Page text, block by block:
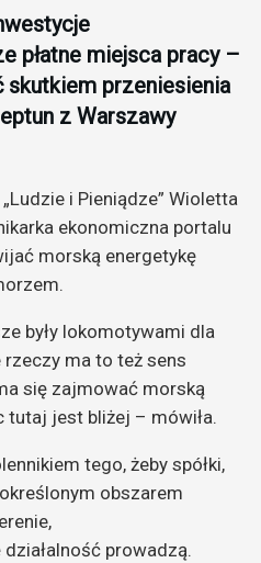
płatne miejsca pracy –
przeniesienia
z Warszawy
i Pieniądze” Wioletta
ekonomiczna portalu
morską energetykę
były lokomotywami dla
rzeczy ma to też sens
się zajmować morską
tutaj jest bliżej – mówiła.
tego, żeby spółki,
obszarem
prowadzą.